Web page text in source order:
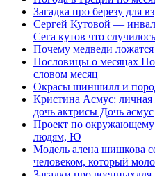
Загадка про березу для
Сергей Кутовой —
Сега кутов что
Почему медведи ложатся
Пословицы о месяцах
словом месяц
Окрасы шиншилл и
Кристина Асмус:
дочь актрисы Дочь асмус
Проект по окружающему
людям, Ю
Модель алена шишкова
человеком, который